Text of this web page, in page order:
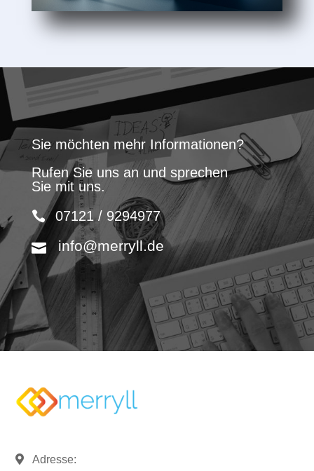
Sie möchten mehr Informationen?
Rufen Sie uns an und sprechen
Sie mit uns.
07121 / 9294977
info@merryll.de
Adresse: